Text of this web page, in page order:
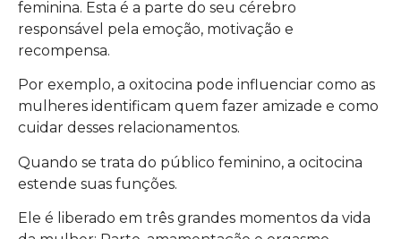
feminina. Esta é a parte do seu cérebro
responsável pela emoção, motivação e
recompensa.
Por exemplo, a oxitocina pode influenciar como as
mulheres identificam quem fazer amizade e como
cuidar desses relacionamentos.
Quando se trata do público feminino, a ocitocina
estende suas funções.
Ele é liberado em três grandes momentos da vida